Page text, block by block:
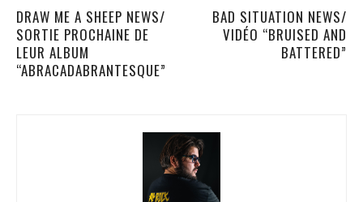
DRAW ME A SHEEP NEWS/
SORTIE PROCHAINE DE
LEUR ALBUM
“ABRACADABRANTESQUE”
BAD SITUATION NEWS/
VIDÉO “BRUISED AND
BATTERED”